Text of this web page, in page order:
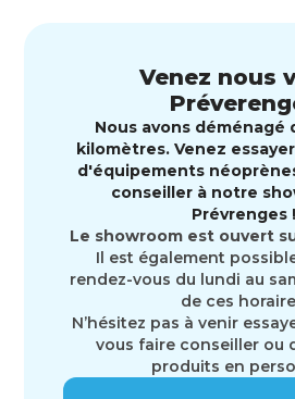
Venez nous
Nous avons déménagé
kilomètres. Venez
d'équipements
conseiller à notre
Prévrenges !
Le showroom est ouvert
Il est également
rendez-vous du lundi au
de ces
N’hésitez pas à venir
vous faire conseiller ou
produits en